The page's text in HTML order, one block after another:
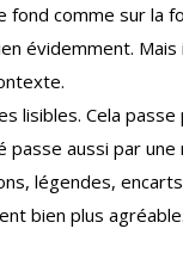
comme sur la
évidemment.
lisibles. Cela
passe aussi par
légendes,
bien plus